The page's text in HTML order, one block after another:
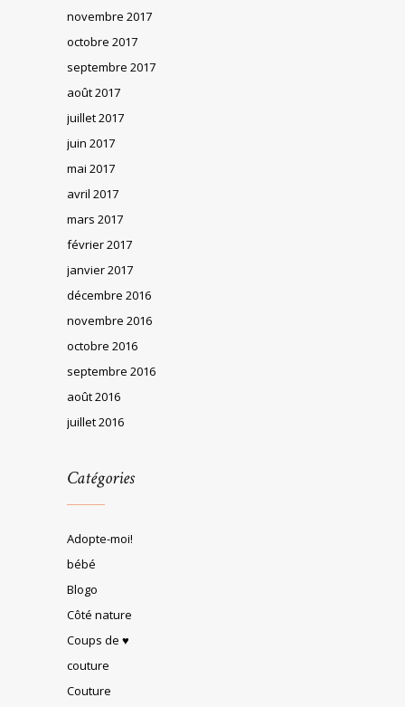
novembre 2017
octobre 2017
septembre 2017
août 2017
juillet 2017
juin 2017
mai 2017
avril 2017
mars 2017
février 2017
janvier 2017
décembre 2016
novembre 2016
octobre 2016
septembre 2016
août 2016
juillet 2016
Catégories
Adopte-moi!
bébé
Blogo
Côté nature
Coups de ♥
couture
Couture